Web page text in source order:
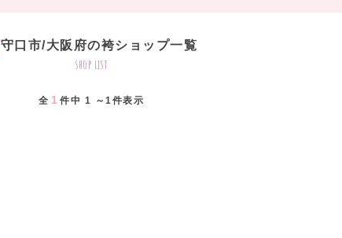
守口市/大阪府の袴ショップ一覧
shop list
全 1 件中 1 ～1件表示